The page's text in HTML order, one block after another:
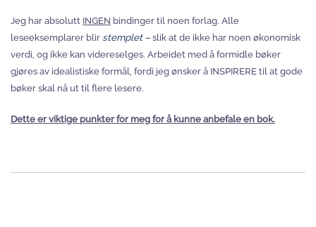
Jeg har absolutt INGEN bindinger til noen forlag. Alle
leseeksemplarer blir stemplet –slik at de ikke har noen økonomisk
verdi, og ikke kan videreselges. Arbeidet med å formidle bøker
gjøres av idealistiske formål, fordi jeg ønsker å INSPIRERE til at gode
bøker skal nå ut til flere lesere.
Dette er viktige punkter for meg for å kunne anbefale en bok.